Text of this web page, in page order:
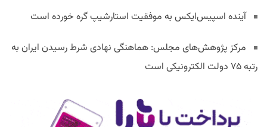
آینده اسپیس‌ایکس به موفقیت استارشیپ گره خورده است
مرکز پژوهش‌های مجلس: هماهنگی نهادی شرط رسیدن ایران به
رتبه ۷۵ دولت الکترونیکی است